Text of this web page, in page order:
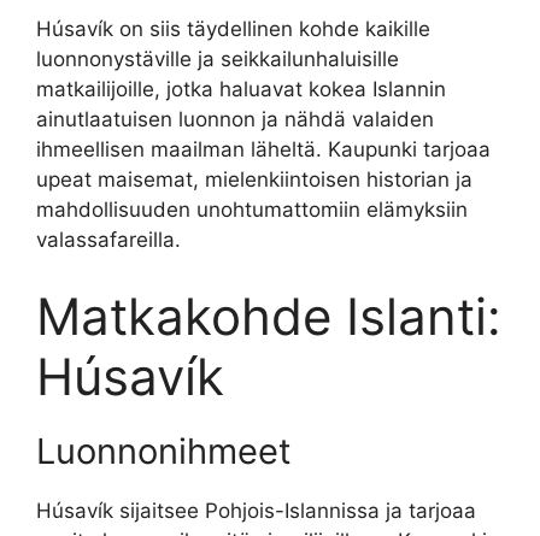
Húsavík on siis täydellinen kohde kaikille
luonnonystäville ja seikkailunhaluisille
matkailijoille, jotka haluavat kokea Islannin
ainutlaatuisen luonnon ja nähdä valaiden
ihmeellisen maailman läheltä. Kaupunki tarjoaa
upeat maisemat, mielenkiintoisen historian ja
mahdollisuuden unohtumattomiin elämyksiin
valassafareilla.
Matkakohde Islanti:
Húsavík
Luonnonihmeet
Húsavík sijaitsee Pohjois-Islannissa ja tarjoaa